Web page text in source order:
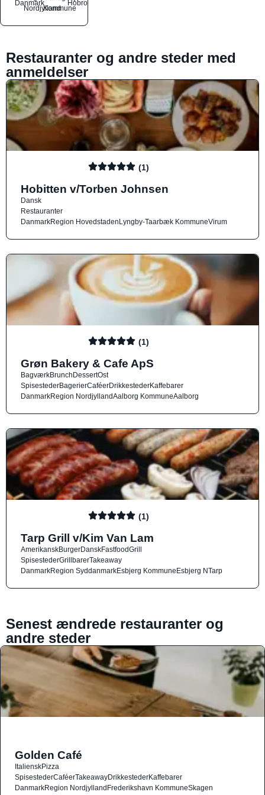
Danmark
Nordjylland
Kommune
Hobro
Restauranter og andre steder med
anmeldelser
(1)
Hobitten v/Torben Johnsen
Dansk
Restauranter
DanmarkRegion HovedstadenLyngby-Taarbæk KommuneVirum
(1)
Grøn Bakery & Cafe ApS
BagværkBrunchDessertOst
SpisestederBagerierCaféerDrikkestederKaffebarer
DanmarkRegion NordjyllandAalborg KommuneAalborg
(1)
Tarp Grill v/Kim Van Lam
AmerikanskBurgerDanskFastfoodGrill
SpisestederGrillbarerTakeaway
DanmarkRegion SyddanmarkEsbjerg KommuneEsbjerg NTarp
Senest ændrede restauranter og
andre steder
Golden Café
ItalienskPizza
SpisestederCaféerTakeawayDrikkestederKaffebarer
DanmarkRegion NordjyllandFrederikshavn KommuneSkagen